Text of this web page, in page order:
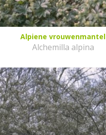
Alpiene vrouwenmantel
Alchemilla alpina